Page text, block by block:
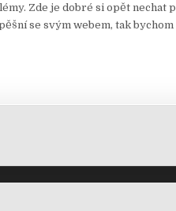
Zde je dobré si opět
se svým webem, tak